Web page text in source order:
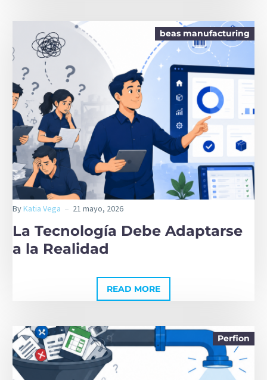
beas manufacturing
ByKatia Vega 21 mayo, 2026
La Tecnología Debe Adaptarse
a la Realidad
READ MORE
Perfion